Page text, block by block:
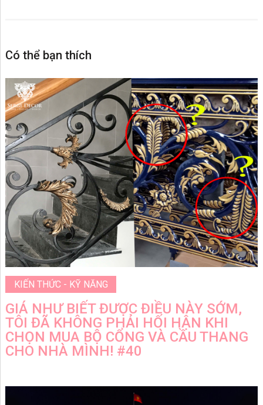
Có thể bạn thích
KIẾN THỨC - KỸ NĂNG
GIÁ NHƯ BIẾT ĐƯỢC ĐIỀU NÀY SỚM,
TÔI ĐÃ KHÔNG PHẢI HỐI HẬN KHI
CHỌN MUA BỘ CỔNG VÀ CẦU THANG
CHO NHÀ MÌNH! #40